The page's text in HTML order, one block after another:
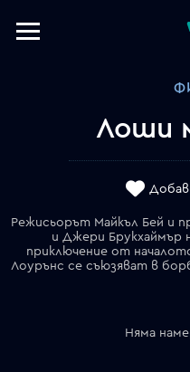
Лоши
Режисьорът Майкъл Бей и
и Джери Брукхаймър
приключение от
Няма